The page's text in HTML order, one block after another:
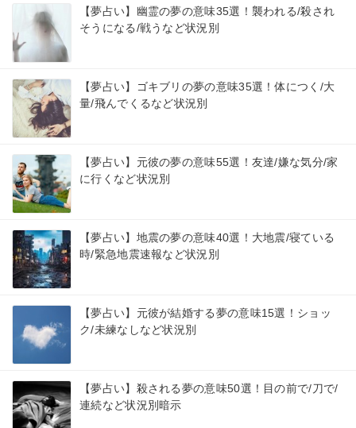
【夢占い】幽霊の夢の意味35選！襲われる/殺され
そうになる/戦うなど状況別
【夢占い】ゴキブリの夢の意味35選！体につく/大
量/飛んでくるなど状況別
【夢占い】元彼の夢の意味55選！友達/嫌な気分/家
に行くなど状況別
【夢占い】地震の夢の意味40選！大地震/寝ている
時/緊急地震速報など状況別
【夢占い】元彼が結婚する夢の意味15選！ショッ
ク/未練なしなど状況別
【夢占い】殺される夢の意味50選！目の前で/刀で/
連続など状況別暗示